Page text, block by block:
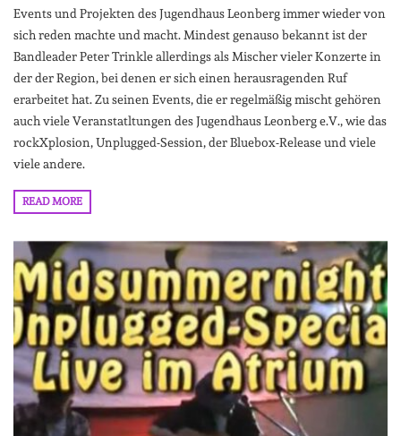
Events und Projekten des Jugendhaus Leonberg immer wieder von
sich reden machte und macht. Mindest genauso bekannt ist der
Bandleader Peter Trinkle allerdings als Mischer vieler Konzerte in
der der Region, bei denen er sich einen herausragenden Ruf
erarbeitet hat. Zu seinen Events, die er regelmäßig mischt gehören
auch viele Veranstatltungen des Jugendhaus Leonberg e.V., wie das
rockXplosion, Unplugged-Session, der Bluebox-Release und viele
viele andere.
READ MORE